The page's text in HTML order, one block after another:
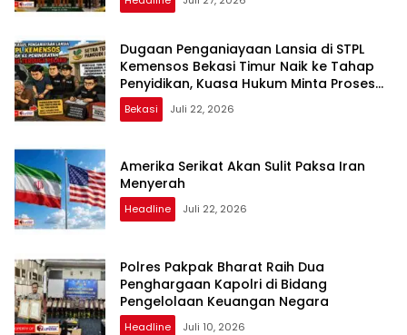
Dugaan Penganiayaan Lansia di STPL
Kemensos Bekasi Timur Naik ke Tahap
Penyidikan, Kuasa Hukum Minta Proses
Transparan dan Bebas Intervensi
Bekasi Juli 22, 2026
Amerika Serikat Akan Sulit Paksa Iran
Menyerah
Headline Juli 22, 2026
Polres Pakpak Bharat Raih Dua
Penghargaan Kapolri di Bidang
Pengelolaan Keuangan Negara
Headline Juli 10, 2026